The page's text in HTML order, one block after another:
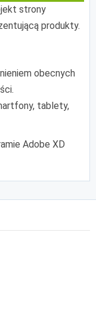
strony
produkty.
obecnych
tablety,
Adobe XD